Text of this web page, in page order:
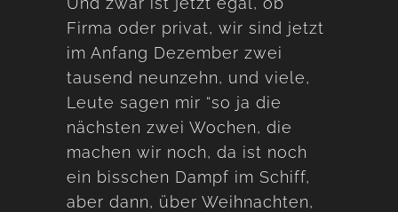
Firma oder privat, wir sind jetzt
im Anfang Dezember zwei
tausend neunzehn, und viele,
Leute sagen mir “so ja die
nächsten zwei Wochen, die
machen wir noch, da ist noch
ein bisschen Dampf im Schiff,
aber dann, über Weihnachten,